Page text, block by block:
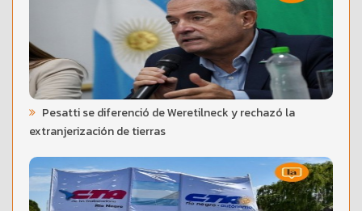
Pesatti se diferenció de Weretilneck y rechazó la
extranjerización de tierras